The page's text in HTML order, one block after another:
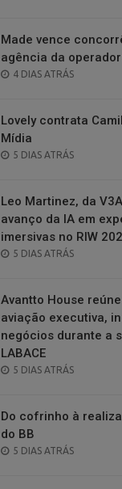
Made vence
agência da
POSTED
4 DIAS ATRÁS
Lovely contrata
Mídia
POSTED
5 DIAS ATRÁS
Leo Martinez, da
avanço da IA em
imersivas no RIW
POSTED
5 DIAS ATRÁS
Avantto House
aviação executiva,
negócios durante a
LABACE
POSTED
5 DIAS ATRÁS
Do cofrinho à
do BB
POSTED
5 DIAS ATRÁS